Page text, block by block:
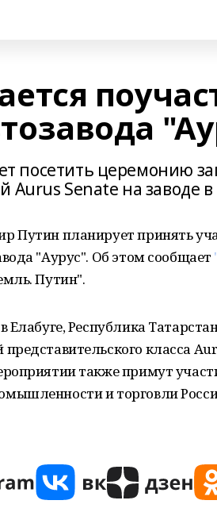
посетить церемонию
Aurus Senate на заводе
Путин планирует принять
"Аурус". Об этом сообщает
Путин".
Республика
класса
также примут
и торговли